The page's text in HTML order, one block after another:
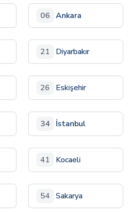
06 Ankara
21 Diyarbakır
26 Eskişehir
34 İstanbul
41 Kocaeli
54 Sakarya